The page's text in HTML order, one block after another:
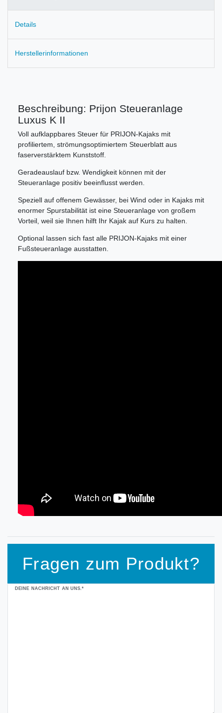
Details
Herstellerinformationen
Beschreibung: Prijon Steueranlage
Luxus K II
Voll aufklappbares Steuer für PRIJON-Kajaks mit
profiliertem, strömungsoptimiertem Steuerblatt aus
faserverstärktem Kunststoff.
Geradeauslauf bzw. Wendigkeit können mit der
Steueranlage positiv beeinflusst werden.
Speziell auf offenem Gewässer, bei Wind oder in Kajaks mit
enormer Spurstabilität ist eine Steueranlage von großem
Vorteil, weil sie Ihnen hilft Ihr Kajak auf Kurs zu halten.
Optional lassen sich fast alle PRIJON-Kajaks mit einer
Fußsteueranlage ausstatten.
Fragen zum Produkt?
DEINE NACHRICHT AN UNS.*
Ceres::Template.mailFormHoneypotLabel